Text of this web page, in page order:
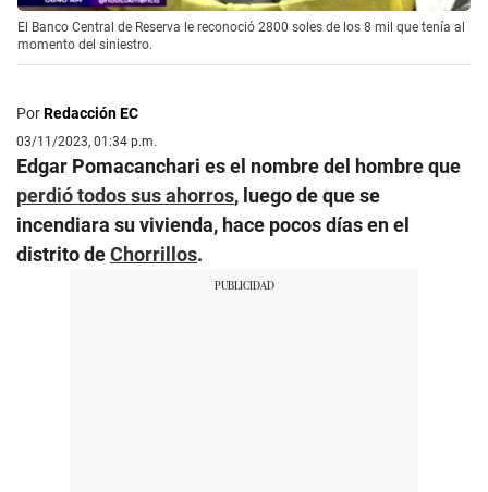
El Banco Central de Reserva le reconoció 2800 soles de los 8 mil que tenía al
momento del siniestro.
PorRedacción EC
03/11/2023, 01:34 p.m.
Edgar Pomacanchari es el nombre del hombre que
perdió todos sus ahorros, luego de que se
incendiara su vivienda, hace pocos días en el
distrito deChorrillos.